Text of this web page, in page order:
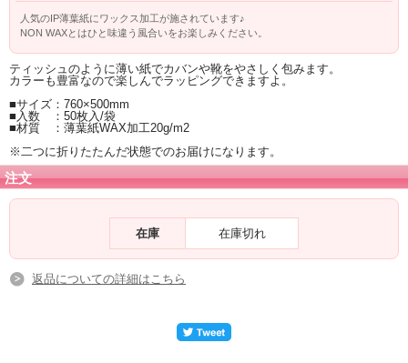
人気のIP薄葉紙にワックス加工が施されています♪
NON WAXとはひと味違う風合いをお楽しみください。
ティッシュのように薄い紙でカバンや靴をやさしく包みます。
カラーも豊富なので楽しんでラッピングできますよ。
■サイズ：760×500mm
■入数 ：50枚入/袋
■材質 ：薄葉紙WAX加工20g/m2
※二つに折りたたんだ状態でのお届けになります。
注文
在庫 在庫切れ
返品についての詳細はこちら